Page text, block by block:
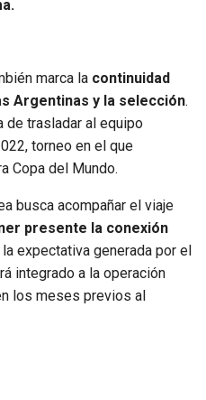
marca la continuidad
Argentinas y la selección.
de trasladar al equipo
torneo en el que
Copa del Mundo.
busca acompañar el viaje
presente la conexión
expectativa generada por el
integrado a la operación
los meses previos al